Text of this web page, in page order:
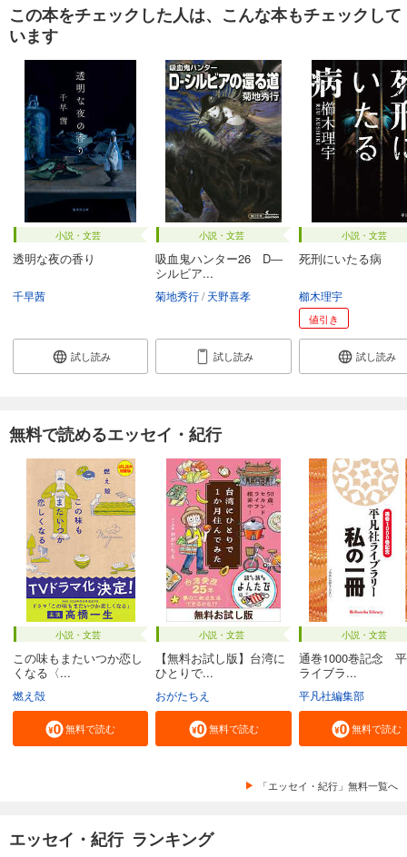
この本をチェックした人は、こんな本もチェックして
います
小説・文芸
透明な夜の香り
千早茜
試し読み
小説・文芸
吸血鬼ハンター26 D―
シルビア...
菊地秀行 天野喜孝
試し読み
小説・文芸
死刑にいたる病
櫛木理宇
値引き
試し読み
無料で読めるエッセイ・紀行
小説・文芸
この味もまたいつか恋し
くなる〈...
燃え殻
無料で読む
小説・文芸
【無料お試し版】台湾に
ひとりで...
おがたちえ
無料で読む
小説・文芸
通巻1000巻記念
ライブラ...
平凡社編集部
無料で読む
「エッセイ・紀行」無料一覧へ
エッセイ・紀行 ランキング